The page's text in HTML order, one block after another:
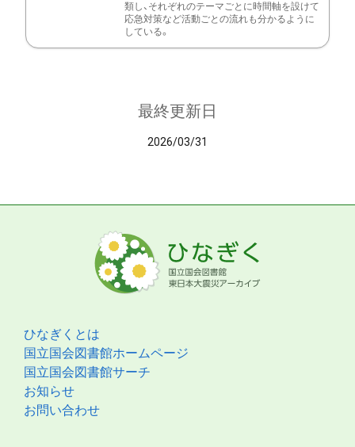
類し、それぞれのテーマごとに時間軸を設けて
応急対策など活動ごとの流れも分かるように
している。
最終更新日
2026/03/31
ひなぎくとは
国立国会図書館ホームページ
国立国会図書館サーチ
お知らせ
お問い合わせ